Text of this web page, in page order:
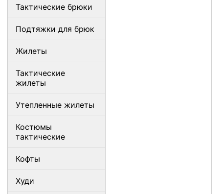
Тактические брюки
Подтяжки для брюк
Жилеты
Тактические
жилеты
Утепленные жилеты
Костюмы
тактические
Кофты
Худи